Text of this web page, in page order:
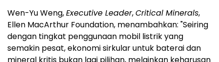
Wen-Yu Weng,Executive Leader,Critical Minerals,
Ellen MacArthur Foundation, menambahkan: "Seiring
dengan tingkat penggunaan mobil listrik yang
semakin pesat, ekonomi sirkular untuk baterai dan